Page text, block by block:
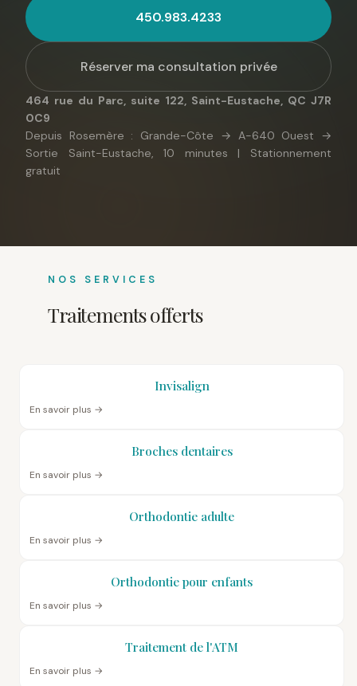
450.983.4233
Réserver ma consultation privée
464 rue du Parc, suite 122, Saint-Eustache, QC J7R
0C9
Depuis Rosemère : Grande-Côte → A-640 Ouest →
Sortie Saint-Eustache, 10 minutes | Stationnement
gratuit
NOS SERVICES
Traitements offerts
Invisalign
En savoir plus →
Broches dentaires
En savoir plus →
Orthodontie adulte
En savoir plus →
Orthodontie pour enfants
En savoir plus →
Traitement de l'ATM
En savoir plus →